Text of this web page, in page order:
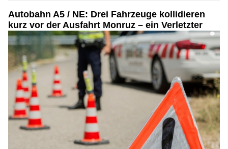
Autobahn A5 / NE: Drei Fahrzeuge kollidieren
kurz vor der Ausfahrt Monruz – ein Verletzter